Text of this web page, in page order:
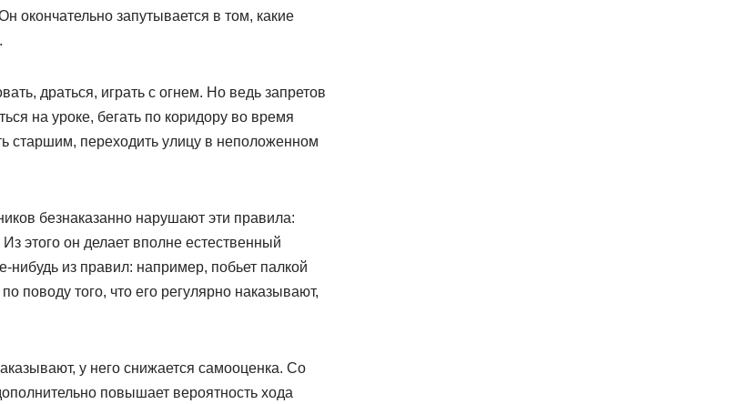
окончательно запутывается в том, какие
драться, играть с огнем. Но ведь запретов
на уроке, бегать по коридору во время
старшим, переходить улицу в неположенном
безнаказанно нарушают эти правила:
этого он делает вполне естественный
из правил: например, побьет палкой
поводу того, что его регулярно наказывают,
у него снижается самооценка. Со
повышает вероятность хода